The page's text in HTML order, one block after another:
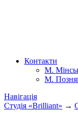
Контакти
М.
М.
Навігація
Студія «Brilliant» →